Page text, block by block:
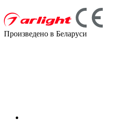
Произведено в Беларуси